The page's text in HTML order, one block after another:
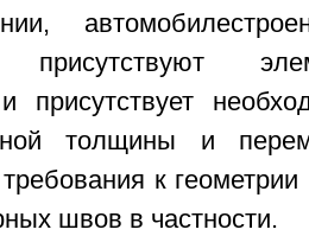
присутствуют
присутствует
толщины и
к
швов в частности.